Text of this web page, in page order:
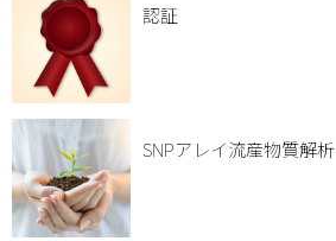
認証
SNPアレイ流産物質解析